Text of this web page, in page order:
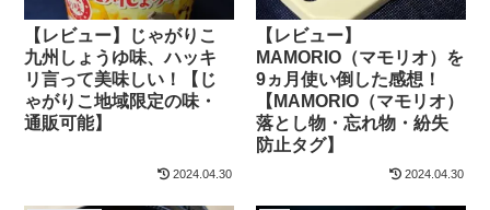
【レビュー】じゃがりこ
九州しょうゆ味、ハッキ
リ言って美味しい！【じ
ゃがりこ地域限定の味・
通販可能】
2024.04.30
【レビュー】
MAMORIO（マモリオ）を
9ヵ月使い倒した感想！
【MAMORIO（マモリオ）
落とし物・忘れ物・紛失
防止タグ】
2024.04.30